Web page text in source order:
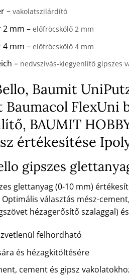
– vakolatszilárdító
mm – előfröcskölő 2 mm
mm – előfröcskölő 4 mm
– nedvszívás-kiegyenlítő gipszes
Baumit
Baumacol
BAUMIT
értékesítése
gipszes
glettanyag (0-10 mm)
választás mész-
hézagerősítő szalaggal)
felhordható
és hézagkitöltésére
cement és gipsz